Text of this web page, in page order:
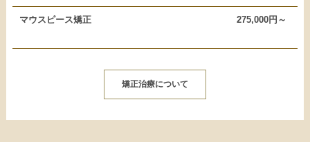
マウスピース矯正 275,000円～
矯正治療について